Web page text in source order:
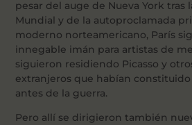
pesar del auge de Nueva York tras
Mundial y de la autoproclamada
moderno norteamericano, París
innegable imán para artistas de
siguieron residiendo Picasso y
extranjeros que habían constituido
antes de la guerra.
Pero allí se dirigieron también